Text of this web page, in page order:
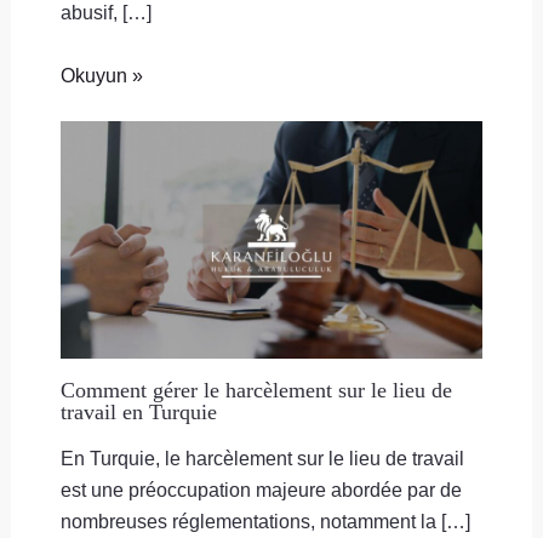
abusif, […]
Okuyun »
Comment gérer le harcèlement sur le lieu de
travail en Turquie
En Turquie, le harcèlement sur le lieu de travail
est une préoccupation majeure abordée par de
nombreuses réglementations, notamment la […]